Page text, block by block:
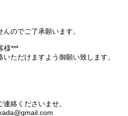
のでご了承願います。
様***
ただけますよう御願い致します。
絡くださいませ。